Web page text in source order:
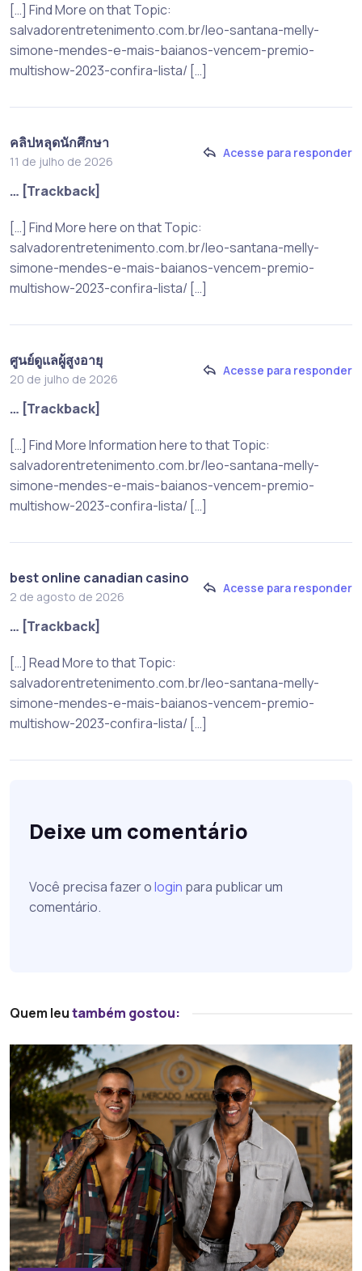
[…] Find More on that Topic:
salvadorentretenimento.com.br/leo-santana-melly-
simone-mendes-e-mais-baianos-vencem-premio-
multishow-2023-confira-lista/ […]
คลิปหลุดนักศึกษา
11 de julho de 2026
Acesse para responder
… [Trackback]
[…] Find More here on that Topic:
salvadorentretenimento.com.br/leo-santana-melly-
simone-mendes-e-mais-baianos-vencem-premio-
multishow-2023-confira-lista/ […]
ศูนย์ดูแลผู้สูงอายุ
20 de julho de 2026
Acesse para responder
… [Trackback]
[…] Find More Information here to that Topic:
salvadorentretenimento.com.br/leo-santana-melly-
simone-mendes-e-mais-baianos-vencem-premio-
multishow-2023-confira-lista/ […]
best online canadian casino
2 de agosto de 2026
Acesse para responder
… [Trackback]
[…] Read More to that Topic:
salvadorentretenimento.com.br/leo-santana-melly-
simone-mendes-e-mais-baianos-vencem-premio-
multishow-2023-confira-lista/ […]
Deixe um comentário
Você precisa fazer ologin para publicar um
comentário.
Quem leutambém gostou: